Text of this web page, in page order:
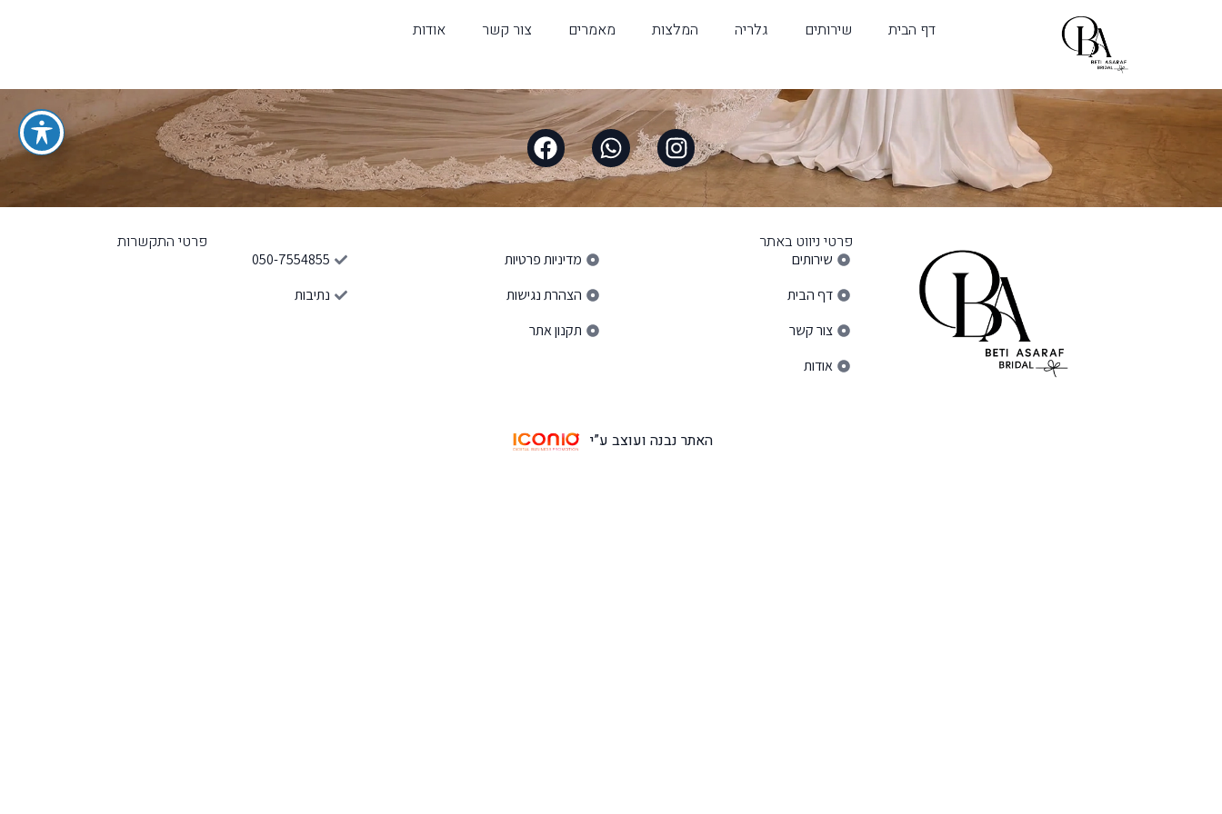
דף הבית שירותים גלריה המלצות מאמרים צור קשר אודות
פרטי ניווט באתר
שירותים
דף הבית
צור קשר
אודות
מדיניות פרטיות
הצהרת נגישות
תקנון אתר
פרטי התקשרות
050-7554855
נתיבות
האתר נבנה ועוצב ע”י